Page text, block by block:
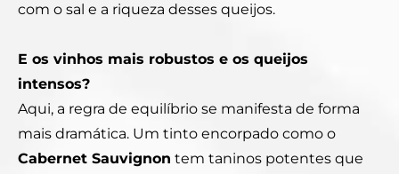
com o sal e a riqueza desses queijos.
E os vinhos mais robustos e os queijos
intensos?
Aqui, a regra de equilíbrio se manifesta de forma
mais dramática. Um tinto encorpado como o
Cabernet Sauvignon tem taninos potentes que